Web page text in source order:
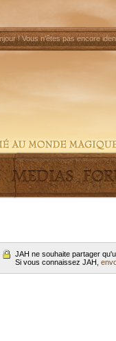
!Vous n'êtes pas encore
JAH ne souhaite partager
Si vous connaissez JAH,